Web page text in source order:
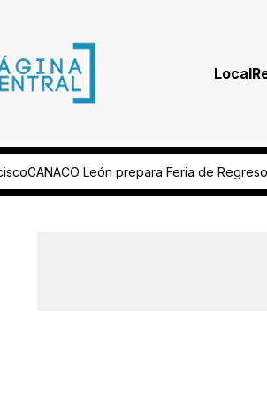
Local
de Regresos a Clases con ofertas y